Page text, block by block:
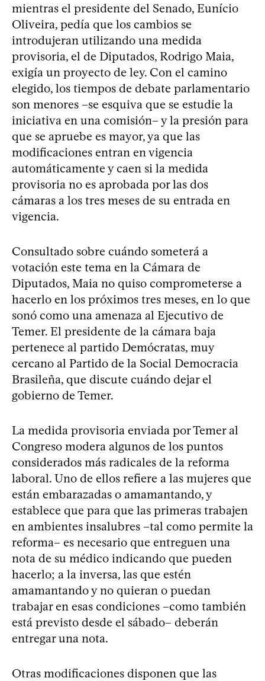
mientras el presidente del Senado, Eunício
Oliveira, pedía que los cambios se
introdujeran utilizando una medida
provisoria, el de Diputados, Rodrigo Maia,
exigía un proyecto de ley. Con el camino
elegido, los tiempos de debate parlamentario
son menores –se esquiva que se estudie la
iniciativa en una comisión– y la presión para
que se apruebe es mayor, ya que las
modificaciones entran en vigencia
automáticamente y caen si la medida
provisoria no es aprobada por las dos
cámaras a los tres meses de su entrada en
vigencia.
Consultado sobre cuándo someterá a
votación este tema en la Cámara de
Diputados, Maia no quiso comprometerse a
hacerlo en los próximos tres meses, en lo que
sonó como una amenaza al Ejecutivo de
Temer. El presidente de la cámara baja
pertenece al partido Demócratas, muy
cercano al Partido de la Social Democracia
Brasileña, que discute cuándo dejar el
gobierno de Temer.
La medida provisoria enviada por Temer al
Congreso modera algunos de los puntos
considerados más radicales de la reforma
laboral. Uno de ellos refiere a las mujeres que
están embarazadas o amamantando, y
establece que para que las primeras trabajen
en ambientes insalubres –tal como permite la
reforma– es necesario que entreguen una
nota de su médico indicando que pueden
hacerlo; a la inversa, las que estén
amamantando y no quieran o puedan
trabajar en esas condiciones –como también
está previsto desde el sábado– deberán
entregar una nota.
Otras modificaciones disponen que las